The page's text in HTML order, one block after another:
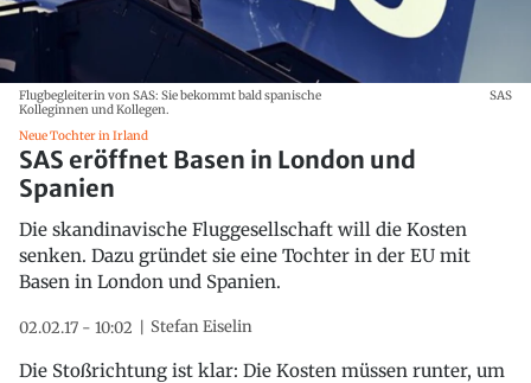
Flugbegleiterin von SAS: Sie bekommt bald spanische
Kolleginnen und Kollegen.
SAS
Neue Tochter in Irland
SAS eröffnet Basen in London und
Spanien
Die skandinavische Fluggesellschaft will die Kosten
senken. Dazu gründet sie eine Tochter in der EU mit
Basen in London und Spanien.
02.02.17 - 10:02 Stefan Eiselin
Die Stoßrichtung ist klar: Die Kosten müssen runter, um